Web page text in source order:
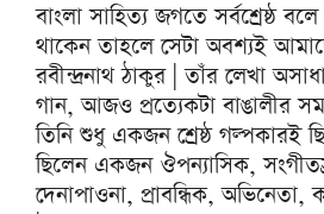
বাংলা সাহিত্য জগতে সর্বশ্রেষ্ঠ
থাকেন তাহলে সেটা অবশ্যই
রবীন্দ্রনাথ ঠাকুর | তাঁর লেখা
গান, আজও প্রত্যেকটা বাঙালীর
তিনি শুধু একজন শ্রেষ্ঠ গল্পকারই
ছিলেন একজন ঔপন্যাসিক,
দেনাপাওনা, প্রাবন্ধিক, অভিনেতা,